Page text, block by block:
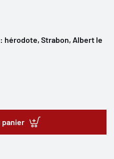
hérodote, Strabon, Albert le
panier